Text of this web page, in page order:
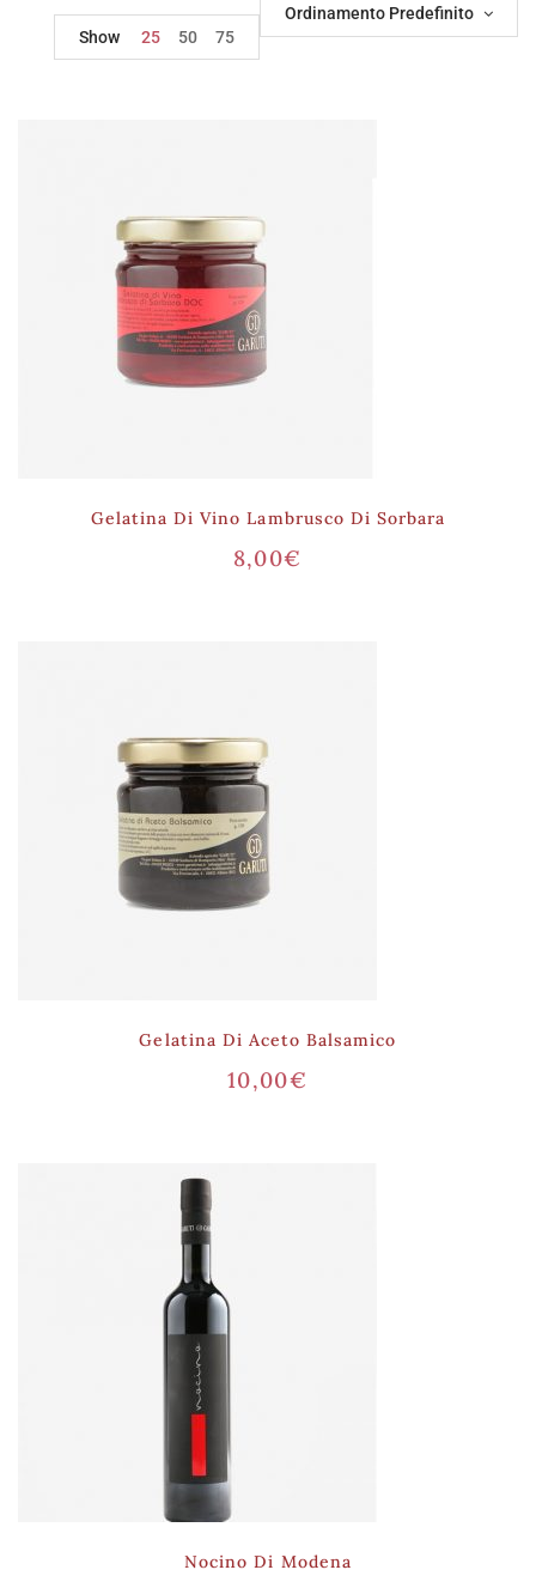
Ordinamento Predefinito
Show
25 50 75
Gelatina Di Vino Lambrusco Di Sorbara
8,00€
Gelatina Di Aceto Balsamico
10,00€
Nocino Di Modena